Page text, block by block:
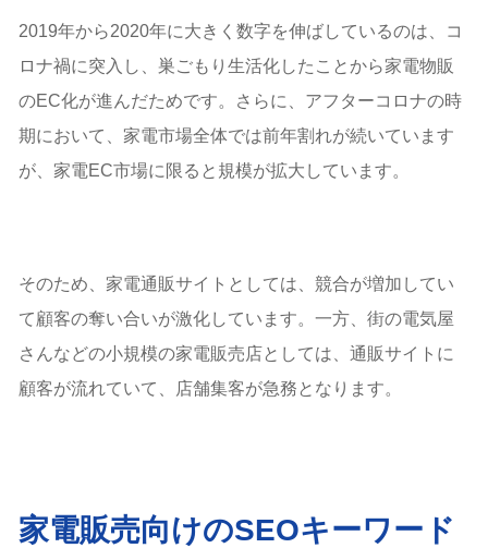
2019年から2020年に大きく数字を伸ばしているのは、コ
ロナ禍に突入し、巣ごもり生活化したことから家電物販
のEC化が進んだためです。さらに、アフターコロナの時
期において、家電市場全体では前年割れが続いています
が、家電EC市場に限ると規模が拡大しています。
そのため、家電通販サイトとしては、競合が増加してい
て顧客の奪い合いが激化しています。一方、街の電気屋
さんなどの小規模の家電販売店としては、通販サイトに
顧客が流れていて、店舗集客が急務となります。
家電販売向けのSEOキーワード